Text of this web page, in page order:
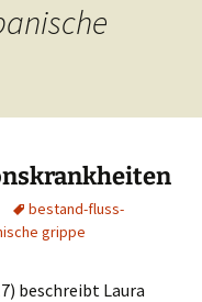
bestand-fluss-
grippe
beschreibt Laura